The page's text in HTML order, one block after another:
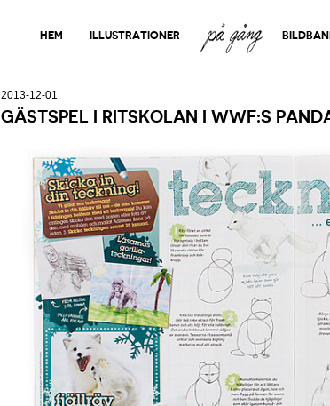
HEM ILLUSTRATIONER
2013-12-01
GÄSTSPEL I RITSKOLAN I WWF:S